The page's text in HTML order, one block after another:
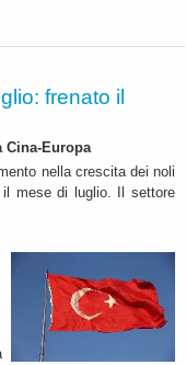
frenato il
Cina-Europa
nella crescita dei noli
mese di luglio. Il settore